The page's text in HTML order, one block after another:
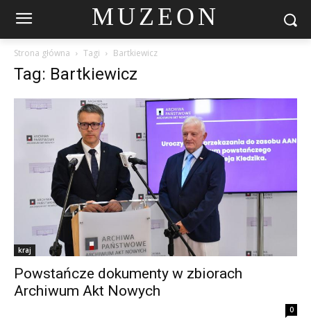
MUZEON
Strona główna Tagi Bartkiewicz
Tag: Bartkiewicz
kraj
Powstańcze dokumenty w zbiorach
Archiwum Akt Nowych
0